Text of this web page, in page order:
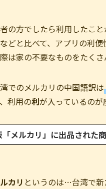
の方でしたら利用したこと
どと比べて、アプリの利
は家の不要なものをたくさ
でのメルカリの中国語訳は
利用の利が入っているのが
「メルカリ」に出品された
カリ というのは…台湾で